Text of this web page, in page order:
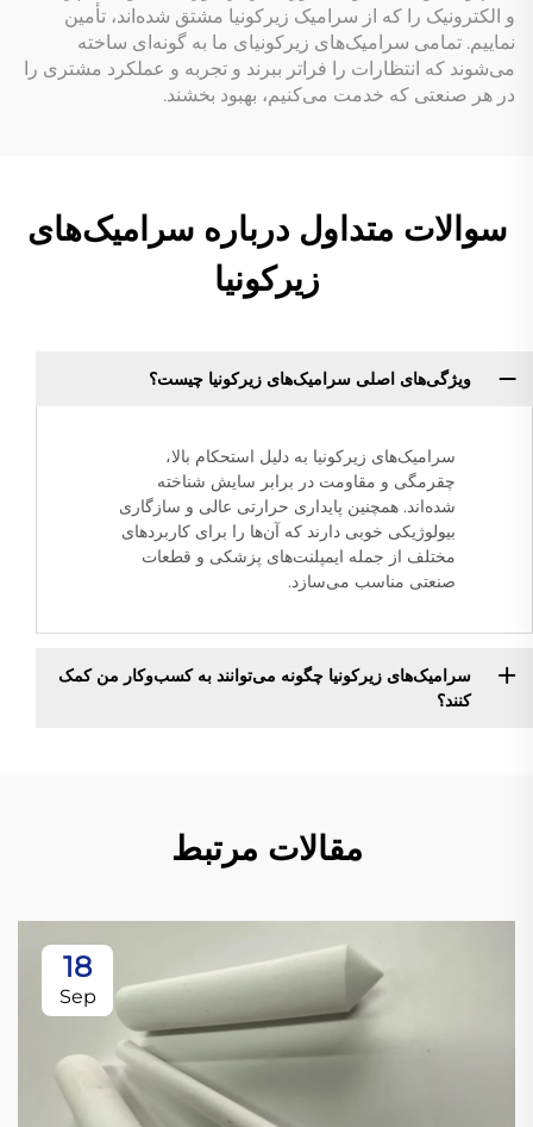
و الکترونیک را که از سرامیک زیرکونیا مشتق شده‌اند، تأمین
نماییم. تمامی سرامیک‌های زیرکونیای ما به گونه‌ای ساخته
می‌شوند که انتظارات را فراتر ببرند و تجربه و عملکرد مشتری را
در هر صنعتی که خدمت می‌کنیم، بهبود بخشند.
سوالات متداول درباره سرامیک‌های
زیرکونیا
ویژگی‌های اصلی سرامیک‌های زیرکونیا چیست؟
سرامیک‌های زیرکونیا به دلیل استحکام بالا،
چقرمگی و مقاومت در برابر سایش شناخته
شده‌اند. همچنین پایداری حرارتی عالی و سازگاری
بیولوژیکی خوبی دارند که آن‌ها را برای کاربردهای
مختلف از جمله ایمپلنت‌های پزشکی و قطعات
صنعتی مناسب می‌سازد.
سرامیک‌های زیرکونیا چگونه می‌توانند به کسب‌وکار من کمک
کنند؟
مقالات مرتبط
18
Sep